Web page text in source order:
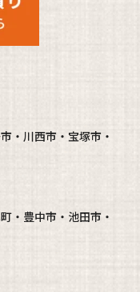
・川西市・宝塚市・
・豊中市・池田市・